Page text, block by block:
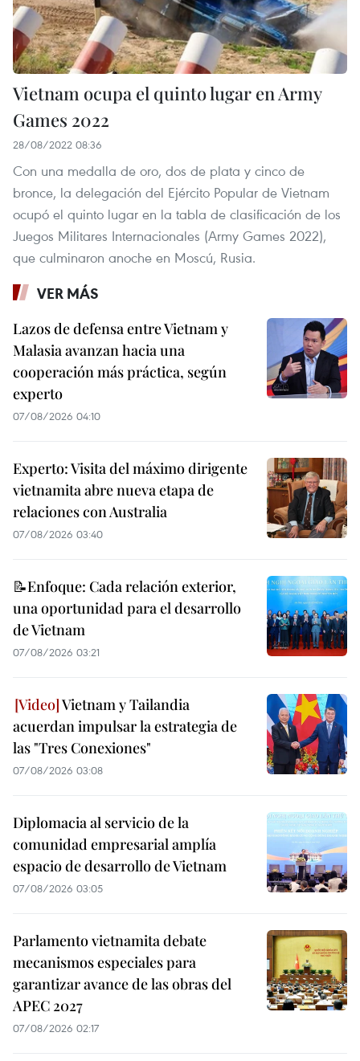
Vietnam ocupa el quinto lugar en Army
Games 2022
28/08/2022 08:36
Con una medalla de oro, dos de plata y cinco de
bronce, la delegación del Ejército Popular de Vietnam
ocupó el quinto lugar en la tabla de clasificación de los
Juegos Militares Internacionales (Army Games 2022),
que culminaron anoche en Moscú, Rusia.
VER MÁS
Lazos de defensa entre Vietnam y
Malasia avanzan hacia una
cooperación más práctica, según
experto
07/08/2026 04:10
Experto: Visita del máximo dirigente
vietnamita abre nueva etapa de
relaciones con Australia
07/08/2026 03:40
📝Enfoque: Cada relación exterior,
una oportunidad para el desarrollo
de Vietnam
07/08/2026 03:21
Vietnam y Tailandia
acuerdan impulsar la estrategia de
las "Tres Conexiones"
07/08/2026 03:08
Diplomacia al servicio de la
comunidad empresarial amplía
espacio de desarrollo de Vietnam
07/08/2026 03:05
Parlamento vietnamita debate
mecanismos especiales para
garantizar avance de las obras del
APEC 2027
07/08/2026 02:17